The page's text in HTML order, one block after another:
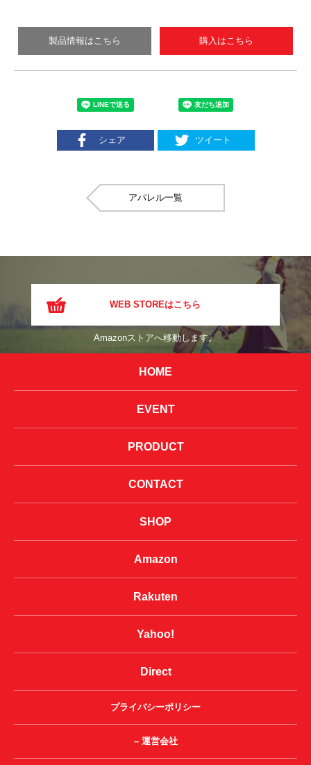
製品情報はこちら 購入はこちら
シェア ツイート
アパレル
WEB STOREはこちら
Amazonストアへ移動します。
HOME
EVENT
PRODUCT
CONTACT
SHOP
Amazon
Rakuten
Yahoo!
Direct
プライバシーポリシー
– 運営会社